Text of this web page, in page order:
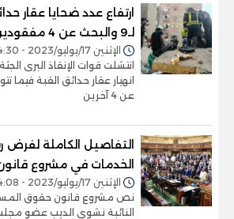
ارتفاع عدد ضحايا عقار
لـ9 والبحث عن 4 مفقودين
الإثنين 17/يوليو/2023 - 04:30 م
انتشلت قوات الإنقاذ البرى
انهيار عقار حدائق القبة فيما
عن 4 آخرين
التفاصيل الكاملة
الخدمات في مشروع قانون
الإثنين 17/يوليو/2023 - 04:08 م
نص مشروع قانون حقوق
النائبة نشوى الديب عضو